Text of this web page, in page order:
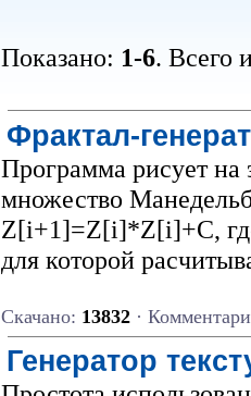
Показано: 1-6. Всего
Фрактал-
Программа рисует на
множество
Z[i+1]=Z[i]*Z[i]+C,
для которой
Скачано: 13832 ·
Генератор